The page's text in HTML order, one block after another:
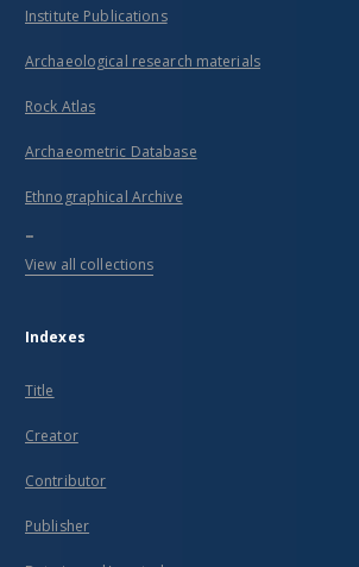
Institute Publications
Archaeological research materials
Rock Atlas
Archaeometric Database
Ethnographical Archive
...
View all collections
Indexes
Title
Creator
Contributor
Publisher